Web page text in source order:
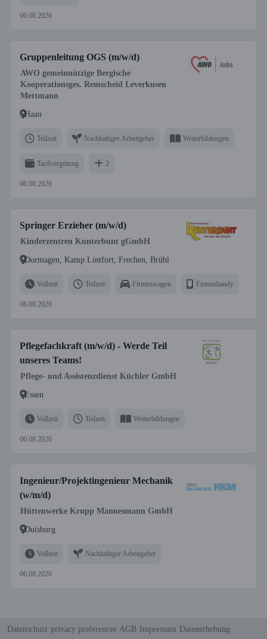
06.08.2026
Gruppenleitung OGS (m/w/d)
AWO gemeinnützige Bergische
Kooperationsges. Remscheid Leverkusen
Mettmann
Haan
Teilzeit Nachhaltiger Arbeitgeber Weiterbildungen
Tarifvergütung 2
06.08.2026
Springer Erzieher (m/w/d)
Kinderzentren Kunterbunt gGmbH
Dormagen, Kamp Lintfort, Frechen, Brühl
Vollzeit Teilzeit Firmenwagen Firmenhandy
06.08.2026
Pflegefachkraft (m/w/d) - Werde Teil
unseres Teams!
Pflege- und Assistenzdienst Küchler GmbH
Essen
Vollzeit Teilzeit Weiterbildungen
06.08.2026
Ingenieur/Projektingenieur Mechanik
(w/m/d)
Hüttenwerke Krupp Mannesmann GmbH
Duisburg
Vollzeit Nachhaltiger Arbeitgeber
06.08.2026
Datenschutz privacy preferences AGB Impressum Datenerhebung